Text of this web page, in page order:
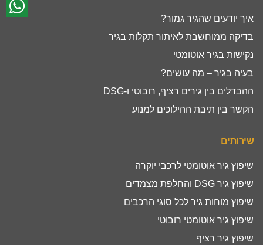
איך יודעים שהגיר גמור?
בדיקה ממוחשבת לאיתור תקלות בגיר
נקישות בגיר אוטומטי
בעיה בגיר – מה עושים?
ההבדלים בין גירים רציף, רובוטי ו-DSG
הקשר בין תיבת ההילוכים למנוע
שירותים
שיפוץ גיר אוטומטי לרכבי יוקרה
שיפוץ גיר DSG והחלפת מצמדים
שיפוץ מוחות גיר לכל סוגי הרכבים
שיפוץ גיר אוטומטי רובוטי
שיפוץ גיר רציף